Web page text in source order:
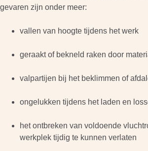
gevaren zijn onder meer:
vallen van hoogte tijdens het werk
geraakt of bekneld raken door
valpartijen bij het beklimmen of
ongelukken tijdens het laden en
het ontbreken van voldoende
werkplek tijdig te kunnen verlaten